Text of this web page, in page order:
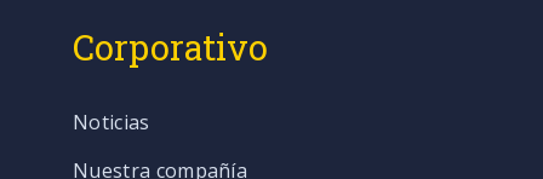
Corporativo
Noticias
Nuestra compañía